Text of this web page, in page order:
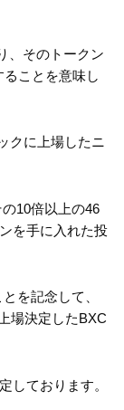
、そのトークン
ことを意味し
クに上場したニ
10倍以上の46
を手に入れた投
を記念して、
場決定したBXC
しております。